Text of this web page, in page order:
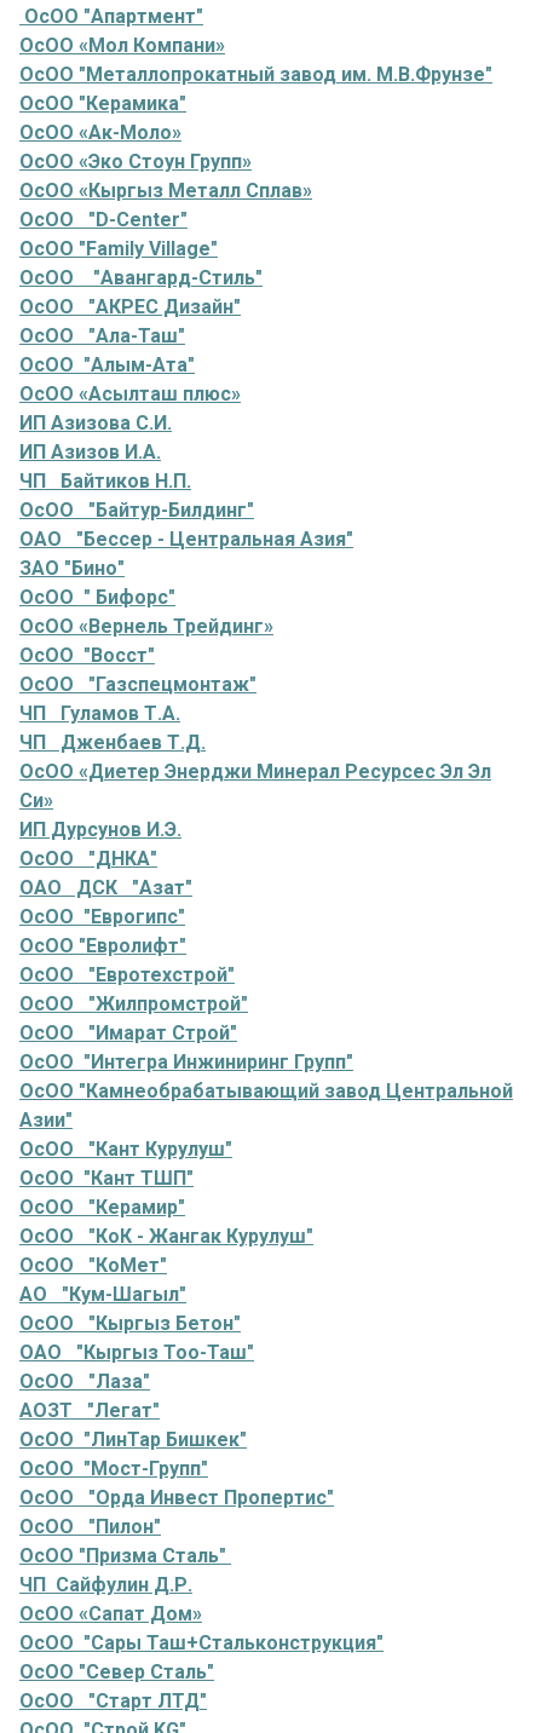
ОсОО "Апартмент"
ОсОО «Мол Компани»
ОсОО "Металлопрокатный завод им. М.В.Фрунзе"
ОсОО "Керамика"
ОсОО «Ак-Моло»
ОсОО «Эко Стоун Групп»
ОсОО «Кыргыз Металл Сплав»
ОсОО "D-Center"
ОсОО "Family Village"
ОсОО "Авангард-Стиль"
ОсОО "АКРЕС Дизайн"
ОсОО "Ала-Таш"
ОсОО "Алым-Ата"
ОсОО «Асылташ плюс»
ИП Азизова С.И.
ИП Азизов И.А.
ЧП Байтиков Н.П.
ОсОО "Байтур-Билдинг"
ОАО "Бессер - Центральная Азия"
ЗАО "Бино"
ОсОО " Бифорс"
ОсОО «Вернель Трейдинг»
ОсОО "Восст"
ОсОО "Газспецмонтаж"
ЧП Гуламов Т.А.
ЧП Дженбаев Т.Д.
ОсОО «Диетер Энерджи Минерал Ресурсес Эл Эл
Си»
ИП Дурсунов И.Э.
ОсОО "ДНКА"
ОАО ДСК "Азат"
ОсОО "Еврогипс"
ОсОО "Евролифт"
ОсОО "Евротехстрой"
ОсОО "Жилпромстрой"
ОсОО "Имарат Строй"
ОсОО "Интегра Инжиниринг Групп"
ОсОО "Камнеобрабатывающий завод Центральной
Азии"
ОсОО "Кант Курулуш"
ОсОО "Кант ТШП"
ОсОО "Керамир"
ОсОО "КоК - Жангак Курулуш"
ОсОО "КоМет"
АО "Кум-Шагыл"
ОсОО "Кыргыз Бетон"
ОАО "Кыргыз Тоо-Таш"
ОсОО "Лаза"
АОЗТ "Легат"
ОсОО "ЛинТар Бишкек"
ОсОО "Мост-Групп"
ОсОО "Орда Инвест Пропертис"
ОсОО "Пилон"
ОсОО "Призма Сталь"
ЧП Сайфулин Д.Р.
ОсОО «Сапат Дом»
ОсОО "Сары Таш+Стальконструкция"
ОсОО "Север Сталь"
ОсОО "Старт ЛТД"